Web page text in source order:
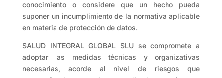
conocimiento o considere que un hecho pueda
suponer un incumplimiento de la normativa aplicable
en materia de protección de datos.
SALUD INTEGRAL GLOBAL SLU se compromete a
adoptar las medidas técnicas y organizativas
necesarias, acorde al nivel de riesgos que